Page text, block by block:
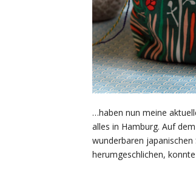
…haben nun meine
alles in Hamburg. Auf
wunderbaren
herumgeschlichen,